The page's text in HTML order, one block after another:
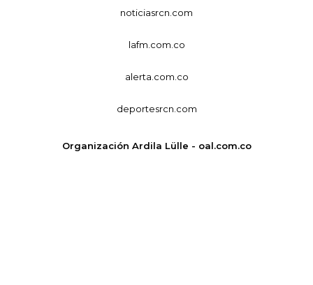
noticiasrcn.com
lafm.com.co
alerta.com.co
deportesrcn.com
Organización Ardila Lülle - oal.com.co